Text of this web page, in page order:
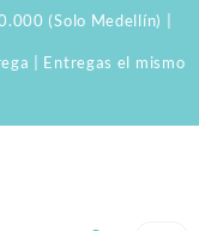
(Solo Medellín) |
| Entregas el mismo